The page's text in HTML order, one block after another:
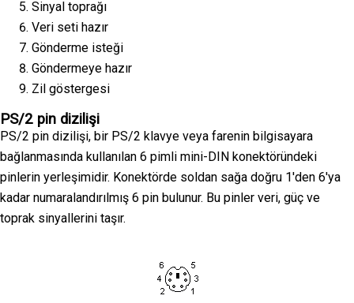
Sinyal toprağı
Veri seti hazır
Gönderme isteği
Göndermeye hazır
Zil göstergesi
PS/2 pin dizilişi
PS/2 pin dizilişi, bir PS/2 klavye veya farenin bilgisayara
bağlanmasında kullanılan 6 pimli mini-DIN konektöründeki
pinlerin yerleşimidir. Konektörde soldan sağa doğru 1'den 6'ya
kadar numaralandırılmış 6 pin bulunur. Bu pinler veri, güç ve
toprak sinyallerini taşır.